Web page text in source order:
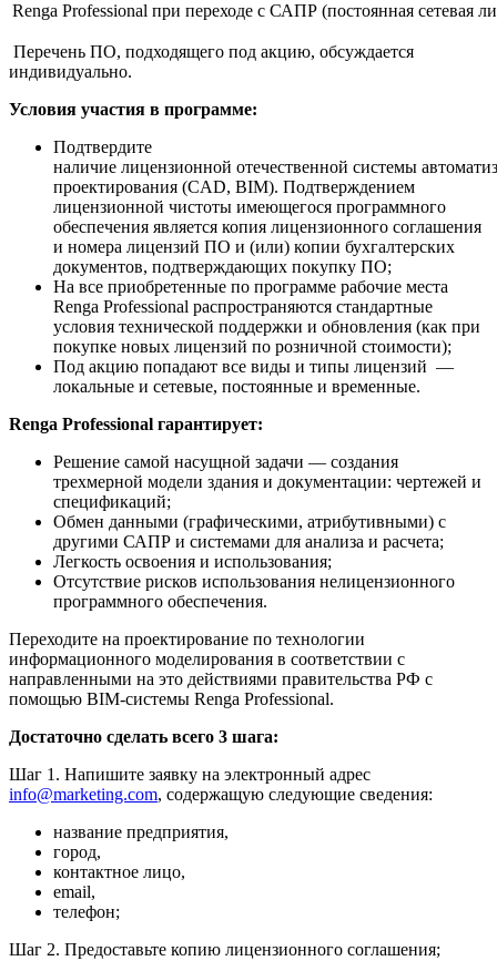
Renga Professional при переходе с САПР (постоянная сетевая
Перечень ПО, подходящего под акцию, обсуждается
индивидуально.
Условия участия в программе:
Подтвердите
наличие лицензионной отечественной системы
проектирования (CAD, BIM). Подтверждением
лицензионной чистоты имеющегося программного
обеспечения является копия лицензионного соглашения
и номера лицензий ПО и (или) копии бухгалтерских
документов, подтверждающих покупку ПО;
На все приобретенные по программе рабочие места
Renga Professional распространяются стандартные
условия технической поддержки и обновления (как при
покупке новых лицензий по розничной стоимости);
Под акцию попадают все виды и типы лицензий —
локальные и сетевые, постоянные и временные.
Renga Professional гарантирует:
Решение самой насущной задачи — создания
трехмерной модели здания и документации: чертежей и
спецификаций;
Обмен данными (графическими, атрибутивными) с
другими САПР и системами для анализа и расчета;
Легкость освоения и использования;
Отсутствие рисков использования нелицензионного
программного обеспечения.
Переходите на проектирование по технологии
информационного моделирования в соответствии с
направленными на это действиями правительства РФ с
помощью BIM-системы Renga Professional.
Достаточно сделать всего 3 шага:
Шаг 1. Напишите заявку на электронный адрес
info@marketing.com, содержащую следующие сведения:
название предприятия,
город,
контактное лицо,
email,
телефон;
Шаг 2. Предоставьте копию лицензионного соглашения;